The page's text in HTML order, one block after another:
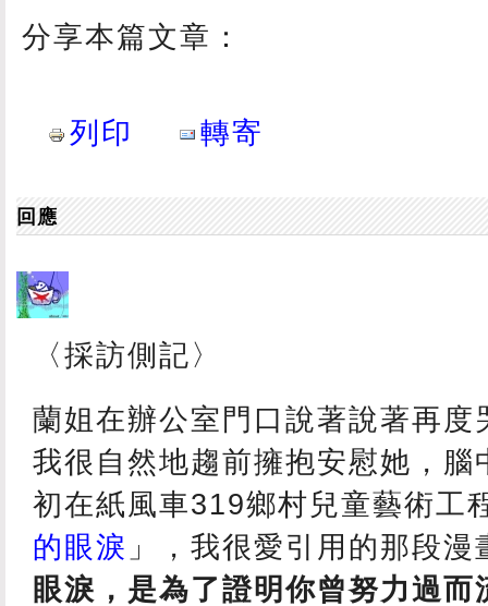
分享本篇文章：
列印 轉寄
回應
〈採訪側記〉
蘭姐在辦公室門口說著說著再度
我很自然地趨前擁抱安慰她，腦
初在紙風車319鄉村兒童藝術工
的眼淚 」，我很愛引用的那段
眼淚，是為了證明你曾努力過而